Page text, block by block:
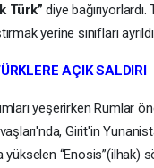
Türk” diye
yerine sınıfları ayrıldı.
AÇIK SALDIRI
yeşerirken Rumlar
Girit'in
yükselen “Enosis”(ilhak)